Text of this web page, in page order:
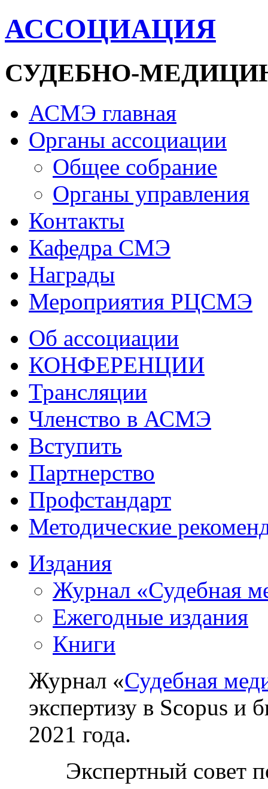
АССОЦИАЦИЯ
СУДЕБНО-
АСМЭ главная
Органы ассоциации
Общее собрание
Органы управления
Контакты
Кафедра СМЭ
Награды
Мероприятия РЦСМЭ
Об ассоциации
КОНФЕРЕНЦИИ
Трансляции
Членство в АСМЭ
Вступить
Партнерство
Профстандарт
Методические
Издания
Журнал «Судебная
Ежегодные издания
Книги
Журнал «Судебная
экспертизу в Scopus и
2021 года.
Экспертный совет